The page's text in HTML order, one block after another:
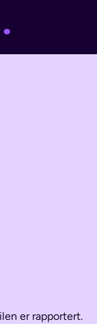
er rapportert.